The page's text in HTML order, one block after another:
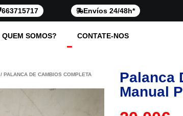
663715717 Envíos 24/48h*
QUEM SOMOS? CONTATE-NOS
/ PALANCA DE CAMBIOS COMPLETA
Palanca
Manual